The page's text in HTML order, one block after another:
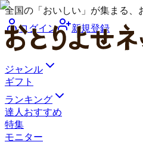
全国の「おいしい」が集まる、
ログイン
新規登録
ジャンル
ギフト
ランキング
達人おすすめ
特集
モニター